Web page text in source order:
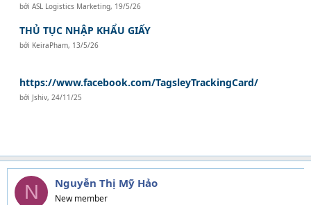
bởiASL Logistics Marketing, 19/5/26
THỦ TỤC NHẬP KHẨU GIẤY
bởi KeiraPham, 13/5/26
https://www.facebook.com/TagsleyTrackingCard/
bởi Jshiv, 24/11/25
N Nguyễn Thị Mỹ Hảo
New member